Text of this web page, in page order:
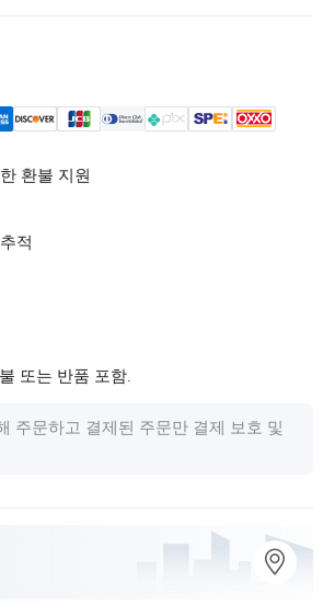
환불 지원
적
또는 반품 포함.
주문하고 결제된 주문만 결제 보호 및